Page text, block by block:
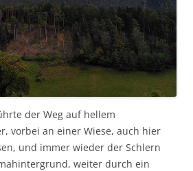
der Weg auf hellem
vorbei an einer Wiese, auch hier
und immer wieder der Schlern
weiter durch ein